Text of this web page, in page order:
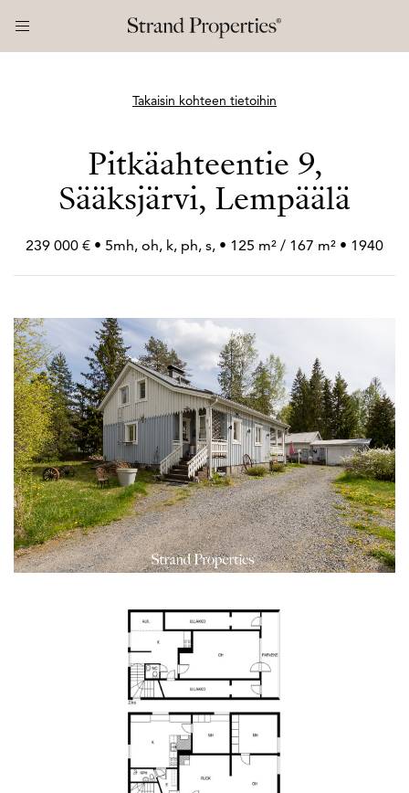
Takaisin kohteen tietoihin
Pitkäahteentie 9,
Sääksjärvi, Lempäälä
239 000 € • 5mh, oh, k, ph, s, • 125 m² / 167 m² • 1940